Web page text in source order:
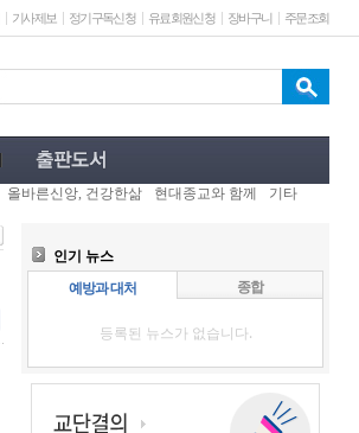
기사제보 정기구독신청 유료회원신청 장바구니 주문조회
올바른신앙, 건강한삶 현대종교와 함께
기타
인기 뉴스
예방과 대처
종합
등록된 뉴스가 없습니다.